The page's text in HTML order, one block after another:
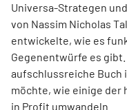
Universa-Strategen
von Nassim Nicholas
entwickelte, wie es
Gegenentwürfe es
aufschlussreiche Buch
möchte, wie einige
in Profit umwandeln.